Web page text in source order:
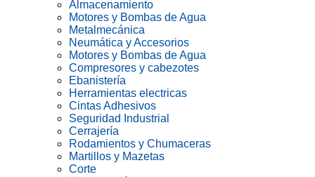
Almacenamiento
Motores y Bombas de Agua
Metalmecánica
Neumática y Accesorios
Motores y Bombas de Agua
Compresores y cabezotes
Ebanistería
Herramientas electricas
Cintas Adhesivos
Seguridad Industrial
Cerrajería
Rodamientos y Chumaceras
Martillos y Mazetas
Corte